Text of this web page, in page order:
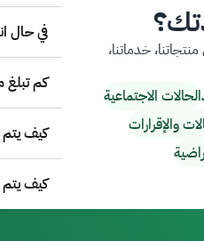
خدماتنا،
الحالات الاجتماعية
والإقرارات
في حال انتهاء تفعيل حساب ناجز أعمال هل يمكن تجديد تفعيل الحساب أم لابد من رفع طلب جديد للتفعيل؟
كم تبلغ
كيف
كيف